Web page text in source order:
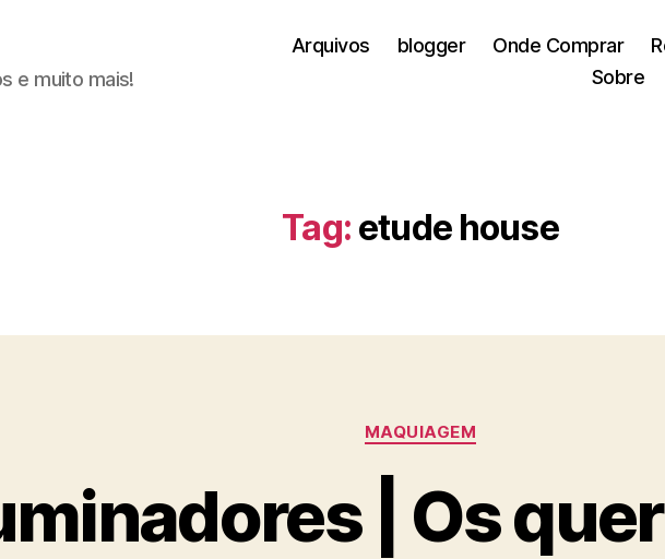
e muito mais!
Arquivos blogger Onde Comprar
Sobre
Tag: etude house
Categorias
MAQUIAGEM
| Os